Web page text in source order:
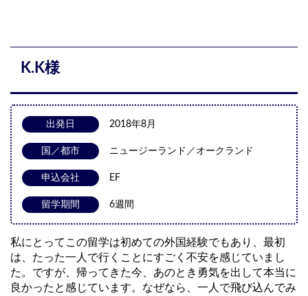
K.K様
出発日 2018年8月
国／都市 ニュージーランド／オークランド
申込会社 EF
留学期間 6週間
私にとってこの留学は初めての外国経験でもあり、最初
は、たった一人で行くことにすごく不安を感じていまし
た。ですが、帰ってきた今、あのとき勇気を出して本当に
良かったと感じています。なぜなら、一人で飛び込んでみ